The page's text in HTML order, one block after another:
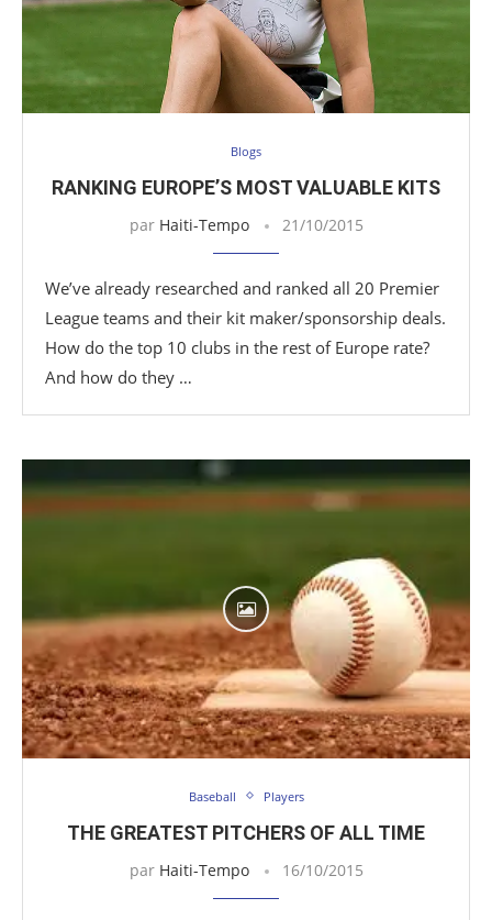
Blogs
RANKING EUROPE’S MOST VALUABLE KITS
par Haiti-Tempo 21/10/2015
We’ve already researched and ranked all 20 Premier
League teams and their kit maker/sponsorship deals.
How do the top 10 clubs in the rest of Europe rate?
And how do they …
Baseball Players
THE GREATEST PITCHERS OF ALL TIME
par Haiti-Tempo 16/10/2015